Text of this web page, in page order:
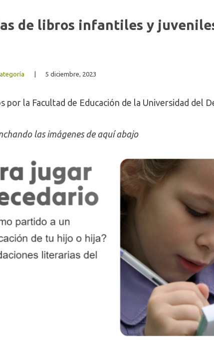
de libros infantiles y
5 diciembre, 2023
por la Facultad de Educación de la Universidad del
las imágenes de aquí abajo